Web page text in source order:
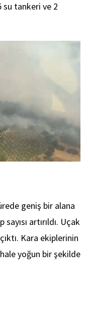
su tankeri ve 2
geniş bir alana
artırıldı. Uçak
Kara ekiplerinin
yoğun bir şekilde